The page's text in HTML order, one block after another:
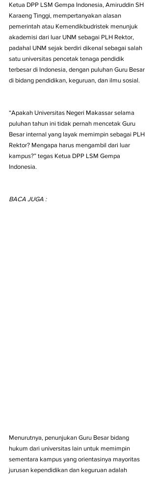
Ketua DPP LSM Gempa Indonesia, Amiruddin SH
Karaeng Tinggi, mempertanyakan alasan
pemerintah atau Kemendikbudristek menunjuk
akademisi dari luar UNM sebagai PLH Rektor,
padahal UNM sejak berdiri dikenal sebagai salah
satu universitas pencetak tenaga pendidik
terbesar di Indonesia, dengan puluhan Guru Besar
di bidang pendidikan, keguruan, dan ilmu sosial.
“Apakah Universitas Negeri Makassar selama
puluhan tahun ini tidak pernah mencetak Guru
Besar internal yang layak memimpin sebagai PLH
Rektor? Mengapa harus mengambil dari luar
kampus?” tegas Ketua DPP LSM Gempa
Indonesia.
BACA JUGA :
Menurutnya, penunjukan Guru Besar bidang
hukum dari universitas lain untuk memimpin
sementara kampus yang orientasinya mayoritas
jurusan kependidikan dan keguruan adalah